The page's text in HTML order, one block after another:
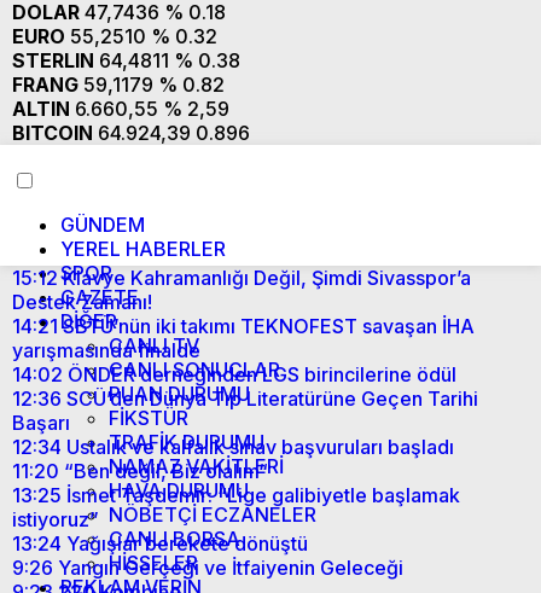
DOLAR 47,7436 % 0.18
EURO 55,2510 % 0.32
STERLIN 64,4811 % 0.38
FRANG 59,1179 % 0.82
ALTIN 6.660,55 % 2,59
BITCOIN 64.924,39 0.896
GÜNDEM
YEREL HABERLER
SPOR
GAZETE
DİĞER
CANLI TV
CANLI SONUÇLAR
PUAN DURUMU
FİKSTÜR
TRAFİK DURUMU
NAMAZ VAKİTLERİ
HAVA DURUMU
NÖBETÇİ ECZANELER
CANLI BORSA
HİSSELER
REKLAM VERİN
15:12 Klavye Kahramanlığı Değil, Şimdi Sivasspor’a
Destek Zamanı!
14:21 SBTÜ’nün iki takımı TEKNOFEST savaşan İHA
yarışmasında finalde
14:02 ÖNDER derneğinden LGS birincilerine ödül
12:36 SCÜ’den Dünya Tıp Literatürüne Geçen Tarihi
Başarı
12:34 Ustalık ve kalfalık sınav başvuruları başladı
11:20 “Ben değil, Biz olalım“
13:25 İsmet Taşdemir: “Lige galibiyetle başlamak
istiyoruz”
13:24 Yağışlar berekete dönüştü
9:26 Yangın Gerçeği ve İtfaiyenin Geleceği